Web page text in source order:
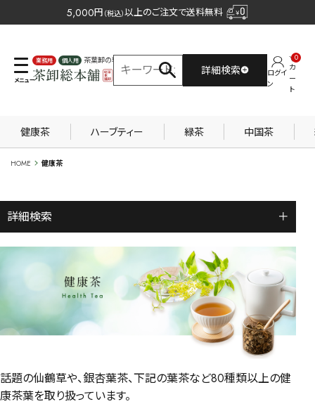
5,000円 （税込）以上のご注文で送料無料
業務用 個人用
茶葉卸の専門サイト
詳細検索
ログイ
ン
カ
ー
ト
0
健康茶 ハーブティー 緑茶 中国茶
HOME 健康茶
詳細検索 ＋
話題の仙鶴草や、銀杏葉茶、下記の葉茶など80種類以上の健
康茶葉を取り扱っています。